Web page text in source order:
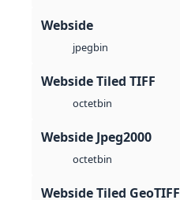
Webside
jpegbin
Webside Tiled TIFF
octetbin
Webside Jpeg2000
octetbin
Webside Tiled GeoTIFF